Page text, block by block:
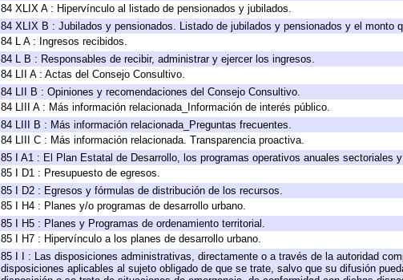
84 XLIX A : Hipervínculo al listado de pensionados y jubilados.
84 XLIX B : Jubilados y pensionados. Listado de jubilados y pensionados y el monto
84 L A : Ingresos recibidos.
84 L B : Responsables de recibir, administrar y ejercer los ingresos.
84 LII A : Actas del Consejo Consultivo.
84 LII B : Opiniones y recomendaciones del Consejo Consultivo.
84 LIII A : Más información relacionada_Información de interés público.
84 LIII B : Más información relacionada_Preguntas frecuentes.
84 LIII C : Más información relacionada. Transparencia proactiva.
85 I A1 : El Plan Estatal de Desarrollo, los programas operativos anuales sectoriales
85 I D1 : Presupuesto de egresos.
85 I D2 : Egresos y fórmulas de distribución de los recursos.
85 I H4 : Planes y/o programas de desarrollo urbano.
85 I H5 : Planes y Programas de ordenamiento territorial.
85 I H7 : Hipervínculo a los planes de desarrollo urbano.
85 I I : Las disposiciones administrativas, directamente o a través de la autoridad
disposiciones aplicables al sujeto obligado de que se trate, salvo que su difusión